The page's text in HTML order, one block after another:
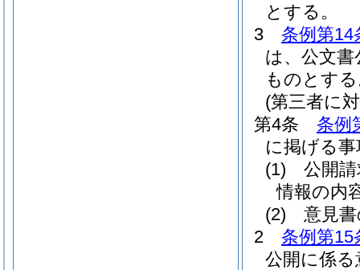
とする。
3
条例第14
は、公文書
ものとす
(第三者に
第4条
条例
に掲げる
(1)
公開
情報の内
(2)
意見
2
条例第15
公開に係る